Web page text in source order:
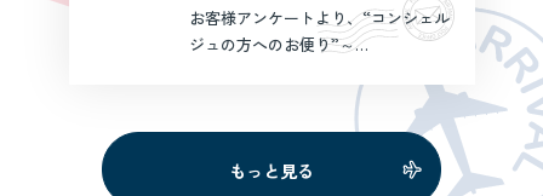
お客様アンケートより、“コンシェル
ジュの方へのお便り”～
+++++++++++++++++++
++++++++今回の旅行は、スイス
バーラント3山、ドイ […]
もっと見る